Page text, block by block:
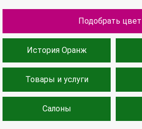
Подобрать
История Оранж
Товары и услуги
Салоны